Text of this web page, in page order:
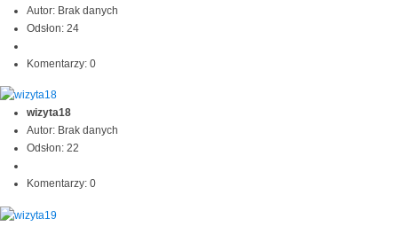
Autor: Brak danych
Odsłon: 24
Komentarzy: 0
wizyta18
Autor: Brak danych
Odsłon: 22
Komentarzy: 0